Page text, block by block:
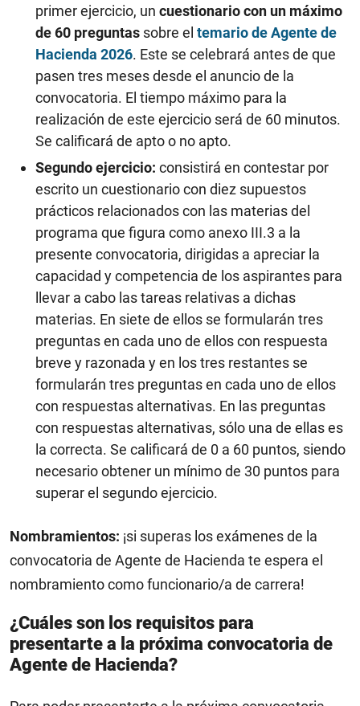
primer ejercicio, un cuestionario con un máximo
de 60 preguntas sobre el temario de Agente de
Hacienda 2026. Este se celebrará antes de que
pasen tres meses desde el anuncio de la
convocatoria. El tiempo máximo para la
realización de este ejercicio será de 60 minutos.
Se calificará de apto o no apto.
Segundo ejercicio: consistirá en contestar por
escrito un cuestionario con diez supuestos
prácticos relacionados con las materias del
programa que figura como anexo III.3 a la
presente convocatoria, dirigidas a apreciar la
capacidad y competencia de los aspirantes para
llevar a cabo las tareas relativas a dichas
materias. En siete de ellos se formularán tres
preguntas en cada uno de ellos con respuesta
breve y razonada y en los tres restantes se
formularán tres preguntas en cada uno de ellos
con respuestas alternativas. En las preguntas
con respuestas alternativas, sólo una de ellas es
la correcta. Se calificará de 0 a 60 puntos, siendo
necesario obtener un mínimo de 30 puntos para
superar el segundo ejercicio.
Nombramientos: ¡si superas los exámenes de la
convocatoria de Agente de Hacienda te espera el
nombramiento como funcionario/a de carrera!
¿Cuáles son los requisitos para
presentarte a la próxima convocatoria de
Agente de Hacienda?